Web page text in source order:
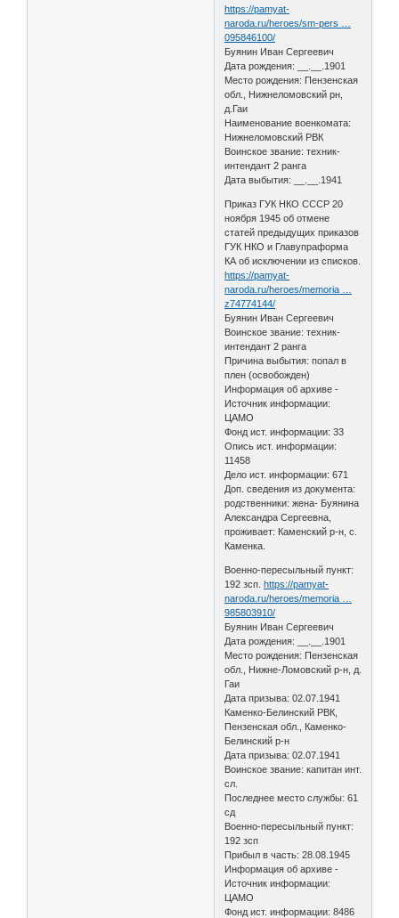
https://pamyat-
naroda.ru/heroes/sm-pers …
095846100/
Буянин Иван Сергеевич
Дата рождения: __.__.1901
Место рождения: Пензенская
обл., Нижнеломовский рн,
д.Гаи
Наименование военкомата:
Нижнеломовский РВК
Воинское звание: техник-
интендант 2 ранга
Дата выбытия: __.__.1941
Приказ ГУК НКО СССР 20
ноября 1945 об отмене
статей предыдущих приказов
ГУК НКО и Главупраформа
КА об исключении из списков.
https://pamyat-
naroda.ru/heroes/memoria …
z74774144/
Буянин Иван Сергеевич
Воинское звание: техник-
интендант 2 ранга
Причина выбытия: попал в
плен (освобожден)
Информация об архиве -
Источник информации:
ЦАМО
Фонд ист. информации: 33
Опись ист. информации:
11458
Дело ист. информации: 671
Доп. сведения из документа:
родственники: жена- Буянина
Александра Сергеевна,
проживает: Каменский р-н, с.
Каменка.
Военно-пересыльный пункт:
192 зсп.https://pamyat-
naroda.ru/heroes/memoria …
985803910/
Буянин Иван Сергеевич
Дата рождения: __.__.1901
Место рождения: Пензенская
обл., Нижне-Ломовский р-н, д.
Гаи
Дата призыва: 02.07.1941
Каменко-Белинский РВК,
Пензенская обл., Каменко-
Белинский р-н
Дата призыва: 02.07.1941
Воинское звание: капитан инт.
сл.
Последнее место службы: 61
сд
Военно-пересыльный пункт:
192 зсп
Прибыл в часть: 28.08.1945
Информация об архиве -
Источник информации:
ЦАМО
Фонд ист. информации: 8486